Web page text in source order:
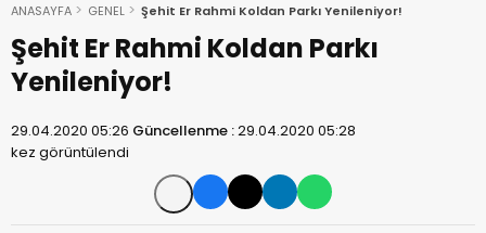
ANASAYFA GENEL Şehit Er Rahmi Koldan Parkı Yenileniyor!
Şehit Er Rahmi Koldan Parkı
Yenileniyor!
29.04.2020 05:26 Güncellenme :29.04.2020 05:28
kez görüntülendi